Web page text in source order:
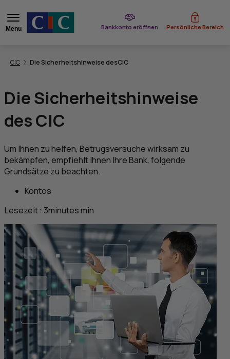
Menu Bankkonto eröffnen
bei CIC Persönliche Bereich
CIC Die Sicherheitshinweise desCIC
Die Sicherheitshinweise
desCIC
Um Ihnen zu helfen, Betrugsversuche wirksam zu
bekämpfen, empfiehlt Ihnen Ihre Bank, folgende
Grundsätze zu beachten.
Kontos
Lesezeit : 3minutesmin